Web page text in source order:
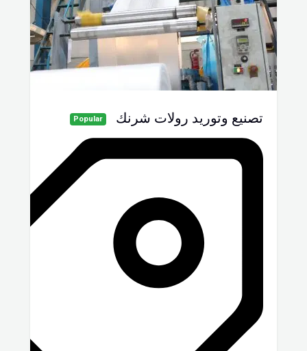
تصنيع وتوريد رولات شرنك Popular